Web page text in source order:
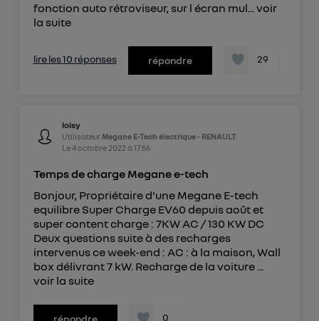
fonction auto rétroviseur, sur l écran mul... voir
la suite
lire les 10 réponses répondre 29
loisy
Utilisateur Megane E-Tech électrique - RENAULT
Le4 octobre 2022 à 17:56
Temps de charge Megane e-tech
Bonjour, Propriétaire d'une Megane E-tech
equilibre Super Charge EV60 depuis août et
super content charge : 7KW AC / 130 KW DC
Deux questions suite à des recharges
intervenus ce week-end : AC : à la maison, Wall
box délivrant 7 kW. Recharge de la voiture ...
voir la suite
répondre 0